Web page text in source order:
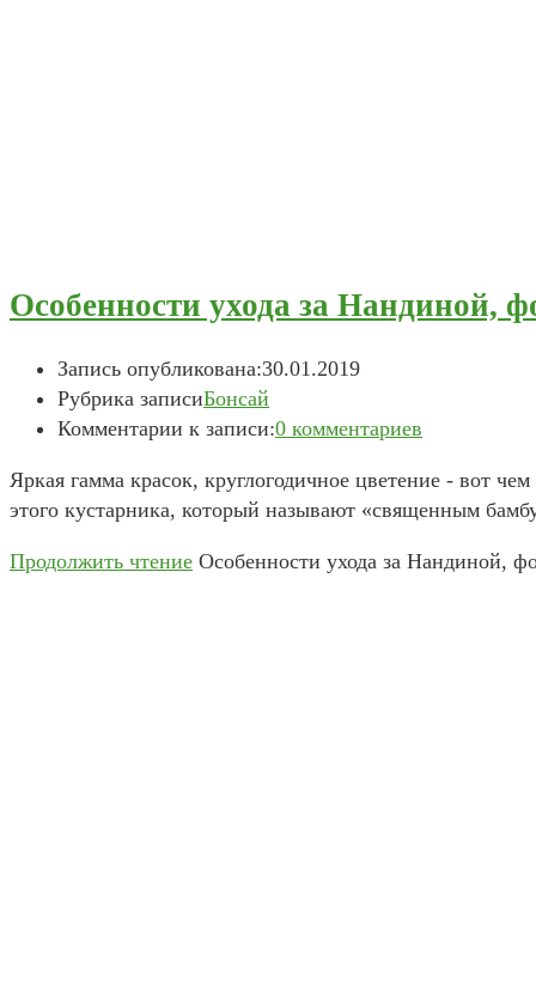
Особенности ухода за Нандиной,
Запись опубликована:30.01.2019
Рубрика записиБонсай
Комментарии к записи:0 комментариев
Яркая гамма красок, круглогодичное цветение - вот
этого кустарника, который называют «священным
Продолжить чтение Особенности ухода за Нандиной,